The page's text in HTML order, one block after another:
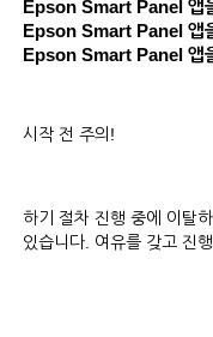
Epson Smart Panel 앱
Epson Smart Panel 앱
Epson Smart Panel 앱
시작 전 주의!
하기 절차 진행 중에 이탈
있습니다. 여유를 갖고 진